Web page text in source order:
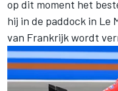
op dit moment het
hij in de paddock in Le
van Frankrijk wordt